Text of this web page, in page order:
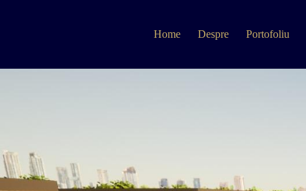
Home Despre Portofoliu